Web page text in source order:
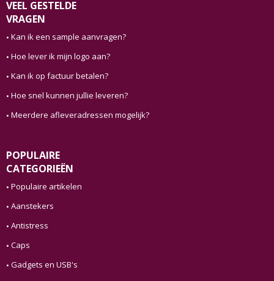
VEEL GESTELDE
VRAGEN
Kan ik een sample aanvragen?
Hoe lever ik mijn logo aan?
Kan ik op factuur betalen?
Hoe snel kunnen jullie leveren?
Meerdere afleveradressen mogelijk?
POPULAIRE
CATEGORIEËN
Populaire artikelen
Aanstekers
Antistress
Caps
Gadgets en USB's